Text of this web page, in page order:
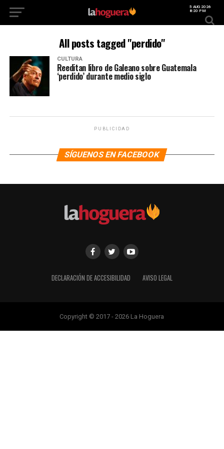
5 AUG 2026
8:20 PM
All posts tagged "perdido"
CULTURA
Reeditan libro de Galeano sobre Guatemala
‘perdido’ durante medio siglo
PUBLICIDAD
SÍGUENOS EN FACEBOOK
DECLARACIÓN DE ACCESIBILIDAD AVISO LEGAL
Copyright © 2017 - 2026 La Hoguera